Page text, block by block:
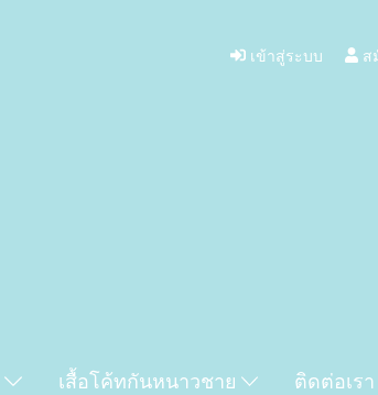
เข้าสู่ระบบ ส
เสื้อโค้ทกันหนาวชาย ติดต่อเรา